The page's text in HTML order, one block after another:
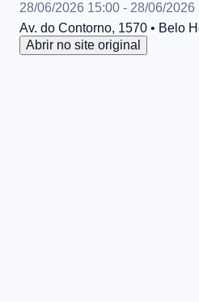
28/06/2026 15:00 - 28/06/2026
Av. do Contorno, 1570 • Belo
Abrir no site original